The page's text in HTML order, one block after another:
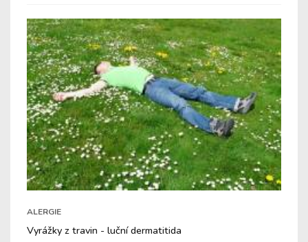
ALERGIE
Vyrážky z travin - luční dermatitida